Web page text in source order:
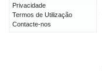
Privacidade
Termos de Utilização
Contacte-nos